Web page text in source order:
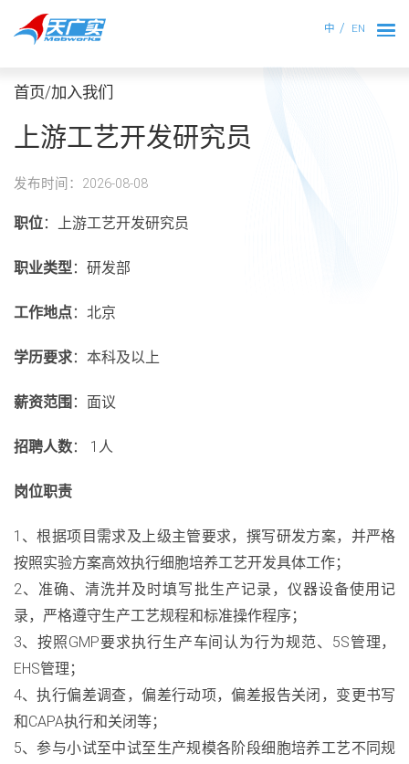
中 EN
首页/加入我们
上游工艺开发研究员
发布时间：2026-08-08
职位：上游工艺开发研究员
职业类型：研发部
工作地点：北京
学历要求：本科及以上
薪资范围 ：面议
招聘人数： 1人
岗位职责
1、根据项目需求及上级主管要求，撰写研发方案，并严格
按照实验方案高效执行细胞培养工艺开发具体工作；
2、准确、清洗并及时填写批生产记录，仪器设备使用记
录，严格遵守生产工艺规程和标准操作程序；
3、按照GMP要求执行生产车间认为行为规范、5S管理，
EHS管理；
4、执行偏差调查，偏差行动项，偏差报告关闭，变更书写
和CAPA执行和关闭等；
5、参与小试至中试至生产规模各阶段细胞培养工艺不同规